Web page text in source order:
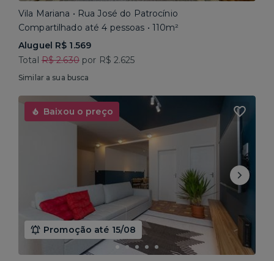
Vila Mariana • Rua José do Patrocínio
Compartilhado até 4 pessoas • 110m²
Aluguel R$ 1.569
Total R$ 2.630por R$ 2.625
Similar a sua busca
Baixou o preço
Promoção até 15/08